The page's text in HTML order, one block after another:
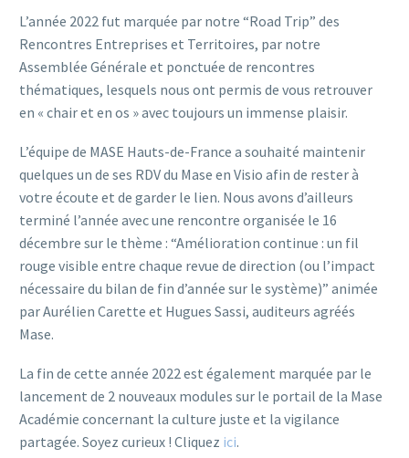
L’année 2022 fut marquée par notre “Road Trip” des
Rencontres Entreprises et Territoires, par notre
Assemblée Générale et ponctuée de rencontres
thématiques, lesquels nous ont permis de vous retrouver
en « chair et en os » avec toujours un immense plaisir.
L’équipe de MASE Hauts-de-France a souhaité maintenir
quelques un de ses RDV du Mase en Visio afin de rester à
votre écoute et de garder le lien. Nous avons d’ailleurs
terminé l’année avec une rencontre organisée le 16
décembre sur le thème : “Amélioration continue : un fil
rouge visible entre chaque revue de direction (ou l’impact
nécessaire du bilan de fin d’année sur le système)” animée
par Aurélien Carette et Hugues Sassi, auditeurs agréés
Mase.
La fin de cette année 2022 est également marquée par le
lancement de 2 nouveaux modules sur le portail de la Mase
Académie concernant la culture juste et la vigilance
partagée. Soyez curieux ! Cliquez ici.